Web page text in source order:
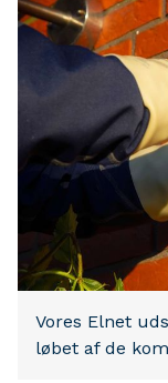
Vores Elnet
løbet af de